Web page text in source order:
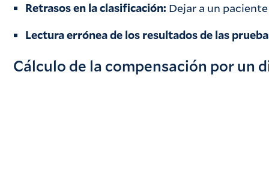
Retrasos en la clasificación: Dejar a un
Lectura errónea de los resultados de las
Cálculo de la compensación por un